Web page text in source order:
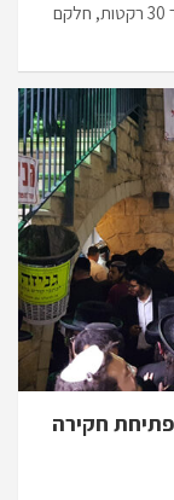
בוקר קשה בקריית שמונה. חיזבאללה ירה לעבר העיר 30 רקטות, חלקם
חקירה